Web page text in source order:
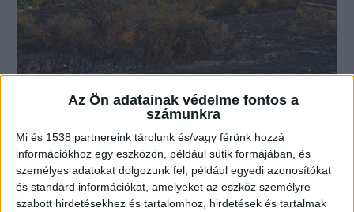
Az Ön adatainak védelme fontos a
számunkra
Mi és 1538 partnereink tárolunk és/vagy férünk hozzá
információkhoz egy eszközön, például sütik formájában, és
személyes adatokat dolgozunk fel, például egyedi azonosítókat
és standard információkat, amelyeket az eszköz személyre
szabott hirdetésekhez és tartalomhoz, hirdetések és tartalmak
Katasztrófa Törökbálinton: Több
mint 40 hektár védett terület égett
le a Tétényi-fennsíkon, közösségi
összefogást indított a
polgármester